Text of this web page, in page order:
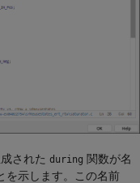
された during 関数が名
を示します。この名前